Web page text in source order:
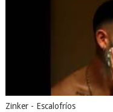
Zinker - Escalofríos